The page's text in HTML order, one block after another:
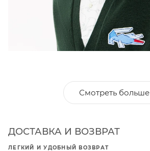
Смотреть больше
ДОСТАВКА И ВОЗВРАТ
ЛЕГКИЙ И УДОБНЫЙ ВОЗВРАТ